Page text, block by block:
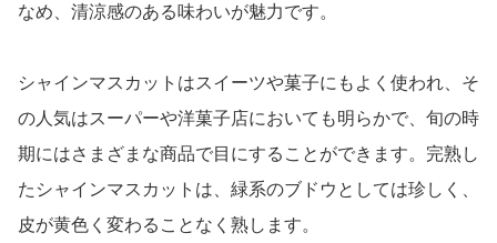
なめ、清涼感のある味わいが魅力です。
シャインマスカットはスイーツや菓子にもよく使われ、そ
の人気はスーパーや洋菓子店においても明らかで、旬の時
期にはさまざまな商品で目にすることができます。完熟し
たシャインマスカットは、緑系のブドウとしては珍しく、
皮が黄色く変わることなく熟します。